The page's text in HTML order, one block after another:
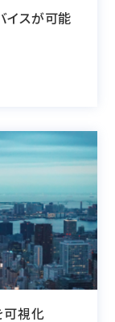
イスが可能
可視化